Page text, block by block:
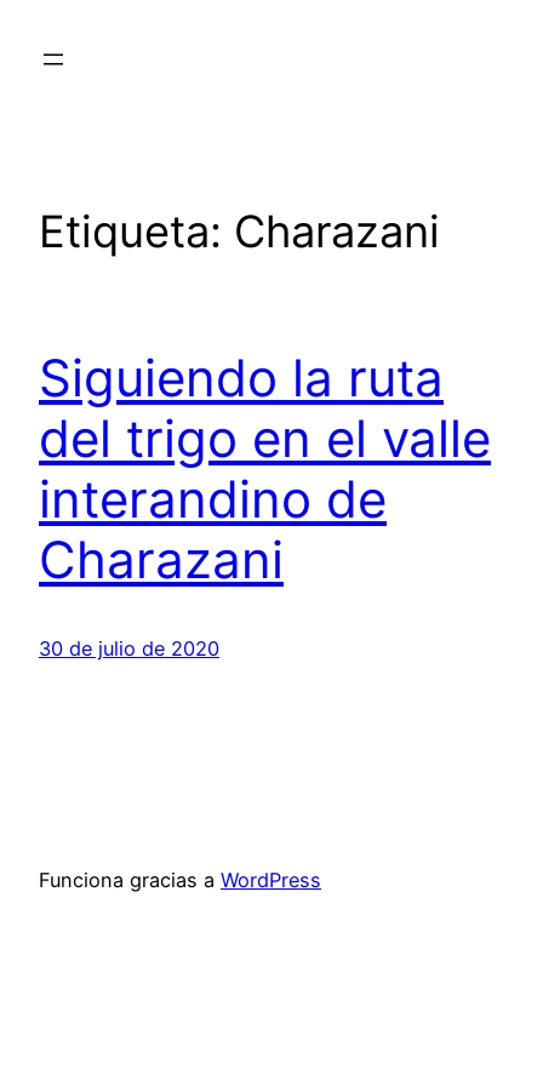
Etiqueta: Charazani
Siguiendo la ruta
del trigo en el valle
interandino de
Charazani
30 de julio de 2020
Funciona gracias a WordPress